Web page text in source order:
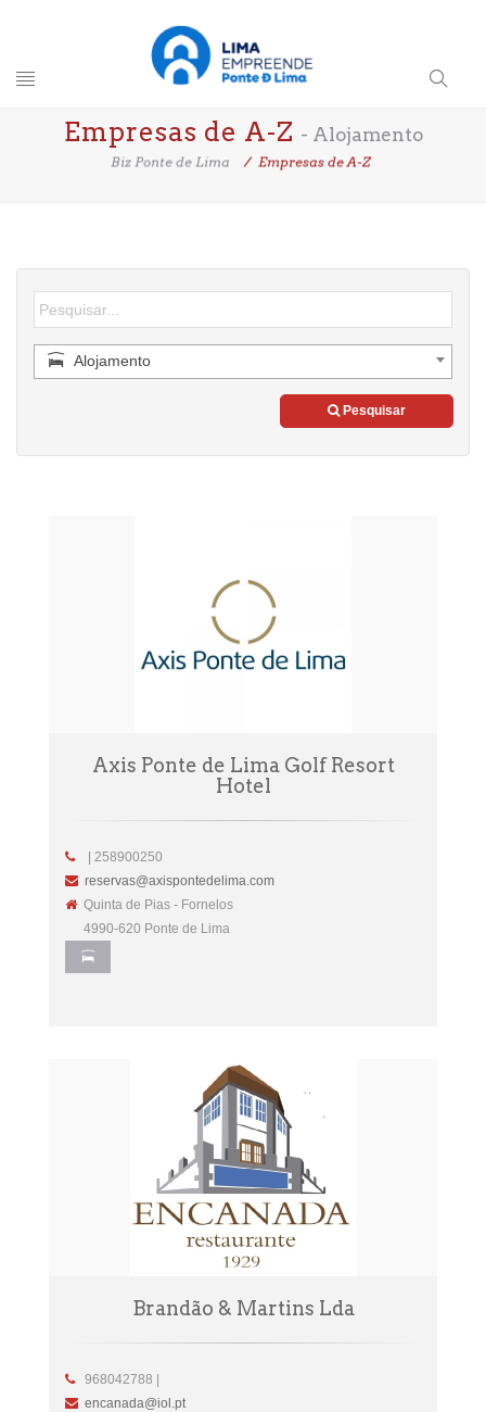
Toggle
navigation
Search
Empresas de A-Z - Alojamento
Biz Ponte de Lima Empresas de A-Z
Alojamento
Pesquisar
Axis Ponte de Lima Golf Resort
Hotel
| 258900250
reservas@axispontedelima.com
Quinta de Pias - Fornelos
4990-620 Ponte de Lima
Brandão & Martins Lda
968042788 |
encanada@iol.pt